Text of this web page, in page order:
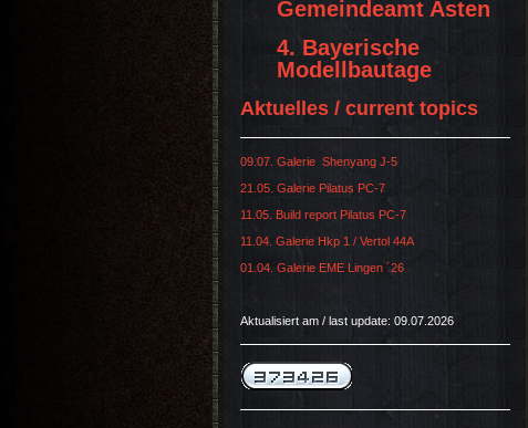
Gemeindeamt Asten
4. Bayerische
Modellbautage
Aktuelles / current topics
09.07. Galerie Shenyang J-5
21.05. Galerie Pilatus PC-7
11.05. Build report Pilatus PC-7
11.04. Galerie Hkp 1 / Vertol 44A
01.04. Galerie EME Lingen ´26
Aktualisiert am / last update: 09.07.2026